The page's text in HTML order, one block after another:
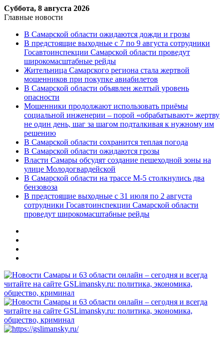
Суббота, 8 августа 2026
Главные новости
В Самарской области ожидаются дожди и грозы
В предстоящие выходные с 7 по 9 августа сотрудники
Госавтоинспекции Самарской области проведут
широкомасштабные рейды
Жительница Самарского региона стала жертвой
мошенников при покупке авиабилетов
В Самарской области объявлен желтый уровень
опасности
Мошенники продолжают использовать приёмы
социальной инженерии – порой «обрабатывают» жертву
не один день, шаг за шагом подталкивая к нужному им
решению
В Самарской области сохранится теплая погода
В Самарской области ожидаются грозы
Власти Самары обсудят создание пешеходной зоны на
улице Молодогвардейской
В Самарской области на трассе М-5 столкнулись два
бензовоза
В предстоящие выходные с 31 июля по 2 августа
сотрудники Госавтоинспекции Самарской области
проведут широкомасштабные рейды
Меню